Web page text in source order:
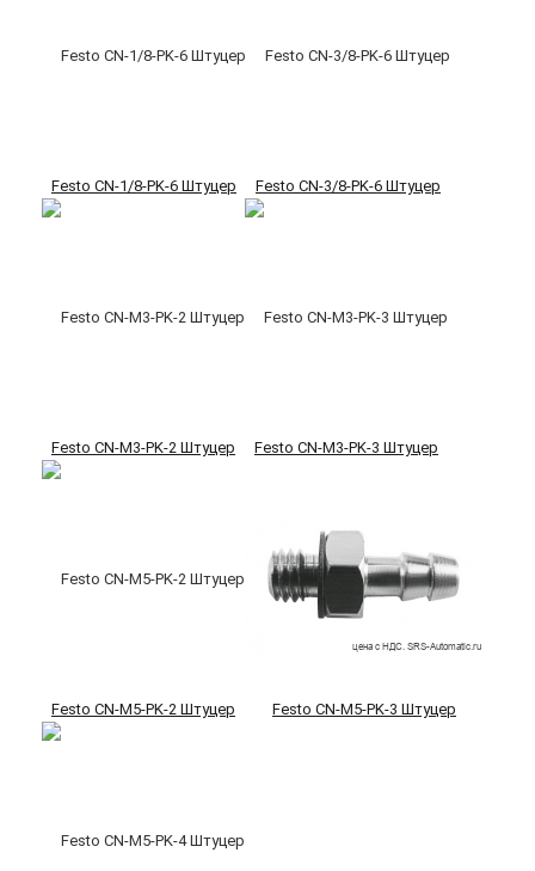
Festo CN-1/8-PK-6 Штуцер Festo CN-3/8-PK-6 Штуцер
Festo CN-M3-PK-2 Штуцер Festo CN-M3-PK-3 Штуцер
Festo CN-M5-PK-2 Штуцер Festo CN-M5-PK-3 Штуцер